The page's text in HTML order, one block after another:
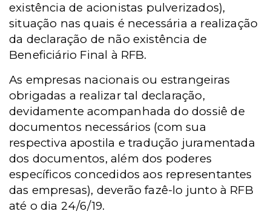
existência de acionistas pulverizados),
situação nas quais é necessária a realização
da declaração de não existência de
Beneficiário Final à RFB.
As empresas nacionais ou estrangeiras
obrigadas a realizar tal declaração,
devidamente acompanhada do dossiê de
documentos necessários (com sua
respectiva apostila e tradução juramentada
dos documentos, além dos poderes
específicos concedidos aos representantes
das empresas), deverão fazê-lo junto à RFB
até o dia 24/6/19.